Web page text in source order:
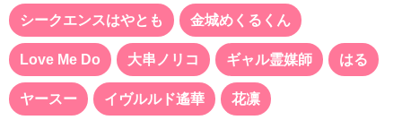
シークエンスはやとも 金城めくるくん
Love Me Do 大串ノリコ ギャル霊媒師 はる
ヤースー イヴルルド遙華 花凛